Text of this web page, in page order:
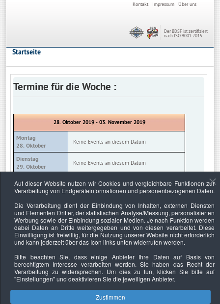
Über uns
Impressum
Kontakt
Der BDSF ist zertifiziert
nach ISO 9001:2015
Startseite
Termine für die Woche :
28. Oktober 2019 - 03. November 2019
Montag
28. Oktober
Keine Events an diesem Datum
Dienstag
29. Oktober
Keine Events an diesem Datum
Mittwoch
30. Oktober
Keine Events an diesem Datum
31. Oktober
Keine Events an diesem Datum
Freitag
01. November
Keine Events an diesem Datum
Samstag
Sonntag
03. November
Keine Events an diesem Datum
Auf dieser Website nutzen wir Cookies und vergleichbare Funktionen zur
Verarbeitung von Endgeräteinformationen und personenbezogenen Daten.
Die Verarbeitung dient der Einbindung von Inhalten, externen Diensten
und Elementen Dritter, der statistischen Analyse/Messung, personalisierten
Werbung sowie der Einbindung sozialer Medien. Je nach Funktion werden
dabei Daten an Dritte weitergegeben und von diesen verarbeitet. Diese
Einwilligung ist freiwillig, für die Nutzung unserer Website nicht erforderlich
und kann jederzeit über das Icon links unten widerrufen werden.
Bitte beachten Sie, dass einige Anbieter Ihre Daten auf Basis von
berechtigtem Interesse verarbeiten werden. Sie haben das Recht der
Verarbeitung zu widersprechen. Um dies zu tun, klicken Sie bitte auf
"Einstellungen"und deaktivieren Sie die jeweiligen Anbieter.
Zustimmen